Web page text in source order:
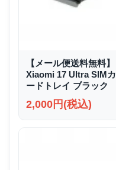
【メール便送料無料】
Xiaomi 17 Ultra SIMカ
ードトレイ ブラック
2,000円(税込)